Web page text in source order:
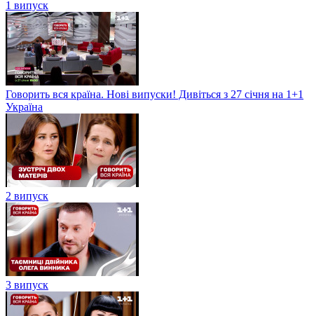
1 випуск
Говорить вся країна. Нові випуски! Дивіться з 27 січня на 1+1
Україна
2 випуск
3 випуск